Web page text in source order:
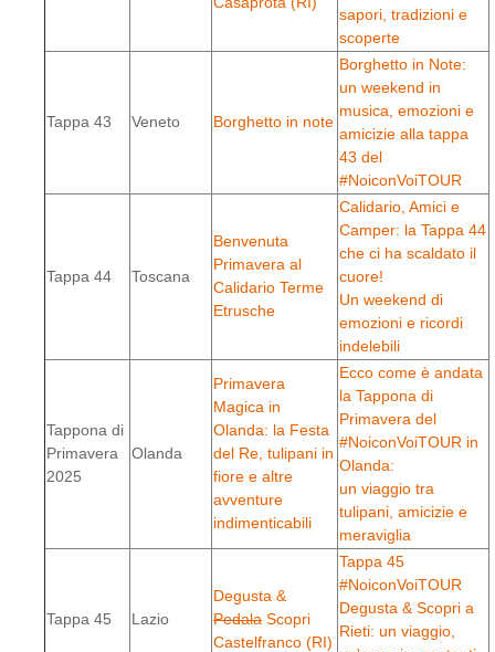
sapori, tradizioni e
scoperte
Tappa 43 Veneto Borghetto in note
Borghetto in Note:
un weekend in
musica, emozioni e
amicizie alla tappa
43 del
#NoiconVoiTOUR
Tappa 44 Toscana
Benvenuta
Primavera al
Calidario Terme
Etrusche
Calidario, Amici e
Camper: la Tappa 44
che ci ha scaldato il
cuore!
Un weekend di
emozioni e ricordi
indelebili
Tappona di
Primavera
2025
Olanda
Primavera
Magica in
Olanda: la Festa
del Re, tulipani in
fiore e altre
avventure
indimenticabili
Ecco come è andata
la Tappona di
Primavera del
#NoiconVoiTOUR in
Olanda:
un viaggio tra
tulipani, amicizie e
meraviglia
Tappa 45 Lazio
Degusta &
Pedala Scopri
Castelfranco (RI)
Tappa 45
#NoiconVoiTOUR
Degusta & Scopri a
Rieti: un viaggio,